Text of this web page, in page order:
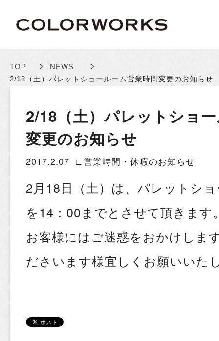
TOP > NEWS >
2/18（土）パレットショールーム営業時間変更のお知らせ
2/18（土）パレットショ
変更のお知らせ
2017.2.07 ∟営業時間・休暇のお知らせ
2月18日（土）は、パレットシ
を14：00までとさせて頂きます
お客様にはご迷惑をおかけしま
ださいます様宜しくお願いいた